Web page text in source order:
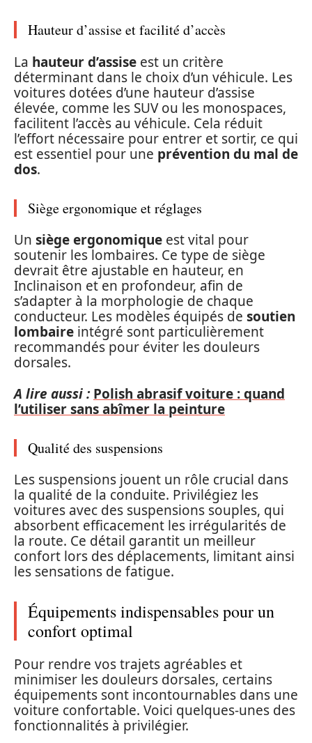
Hauteur d’assise et facilité d’accès
La hauteur d’assise est un critère
déterminant dans le choix d’un véhicule. Les
voitures dotées d’une hauteur d’assise
élevée, comme les SUV ou les monospaces,
facilitent l’accès au véhicule. Cela réduit
l’effort nécessaire pour entrer et sortir, ce qui
est essentiel pour une prévention du mal de
dos.
Siège ergonomique et réglages
Un siège ergonomique est vital pour
soutenir les lombaires. Ce type de siège
devrait être ajustable en hauteur, en
Inclinaison et en profondeur, afin de
s’adapter à la morphologie de chaque
conducteur. Les modèles équipés de soutien
lombaire intégré sont particulièrement
recommandés pour éviter les douleurs
dorsales.
A lire aussi : Polish abrasif voiture : quand
l’utiliser sans abîmer la peinture
Qualité des suspensions
Les suspensions jouent un rôle crucial dans
la qualité de la conduite. Privilégiez les
voitures avec des suspensions souples, qui
absorbent efficacement les irrégularités de
la route. Ce détail garantit un meilleur
confort lors des déplacements, limitant ainsi
les sensations de fatigue.
Équipements indispensables pour un
confort optimal
Pour rendre vos trajets agréables et
minimiser les douleurs dorsales, certains
équipements sont incontournables dans une
voiture confortable. Voici quelques-unes des
fonctionnalités à privilégier.